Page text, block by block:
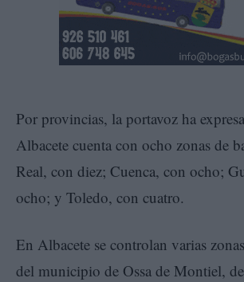
Por provincias, la portavoz ha
Albacete cuenta con ocho zonas de
Real, con diez; Cuenca, con ocho;
ocho; y Toledo, con cuatro.
En Albacete se controlan varias
del municipio de Ossa de Montiel,